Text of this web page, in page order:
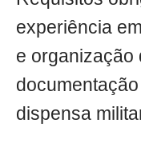
experiência
e organização
dispensa